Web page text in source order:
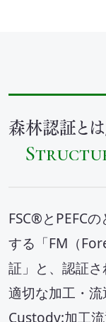
海外事業
お知らせ
セミナー・イベ
会社概要
森林認証と
FSC®とPEFC
する「FM（Forest Management:森林
証」と、認証
適切な加工・
Custody:加工